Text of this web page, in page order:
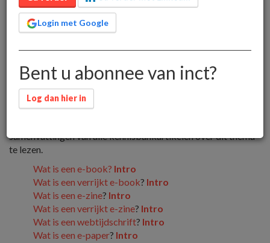
productvormen
kennisbankartikelen over de verschillende productvormen
voor digitaal lezen. Klik in de inhoudsopgave op de kop of op
de kop van het artikel om naar het hele artikel te gaan, klik op
Introachter de kop om eerst een korte samenvatting van het
samenvattingen van alle kennisbankartikelen over dit thema
te lezen.
Wat is een e-book? Intro
Wat is een verrijkt e-book? Intro
Wat is een e-zine? Intro
Wat is een verrijkt e-zine? Intro
Wat is een webtijdschrift? Intro
Wat is een e-paper? Intro
Login met Google
Bent u abonnee van inct?
Log dan hier in